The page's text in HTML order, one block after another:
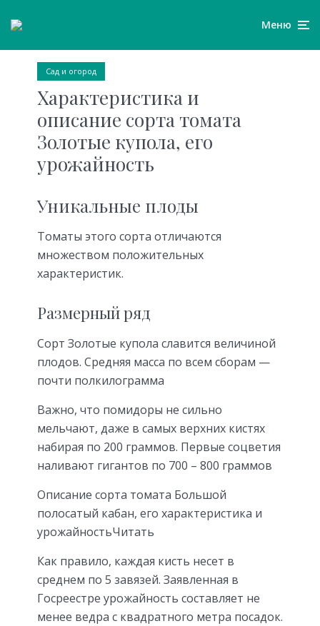
Меню
Сад и огород
Характеристика и
описание сорта томата
Золотые купола, его
урожайность
Уникальные плоды
Томаты этого сорта отличаются
множеством положительных
характеристик.
Размерный ряд
Сорт Золотые купола славится величиной
плодов. Средняя масса по всем сборам —
почти полкилограмма
Важно, что помидоры не сильно
мельчают, даже в самых верхних кистях
набирая по 200 граммов. Первые соцветия
наливают гигантов по 700 – 800 граммов
Описание сорта томата Большой
полосатый кабан, его характеристика и
урожайностьЧитать
Как правило, каждая кисть несет в
среднем по 5 завязей. Заявленная в
Госреестре урожайность составляет не
менее ведра с квадратного метра посадок.